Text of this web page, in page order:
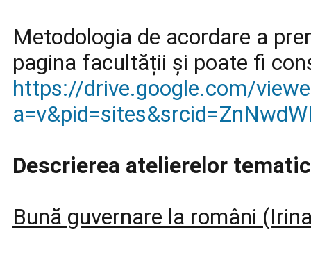
Metodologia de acordare a
pagina facultății și poate fi
https://drive.google.com/
Descrierea atelierelor
Bună guvernare la români